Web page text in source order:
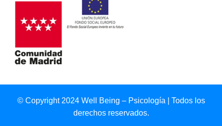
© Copyright 2024 Well Being – Psicología | Todos los
derechos reservados.